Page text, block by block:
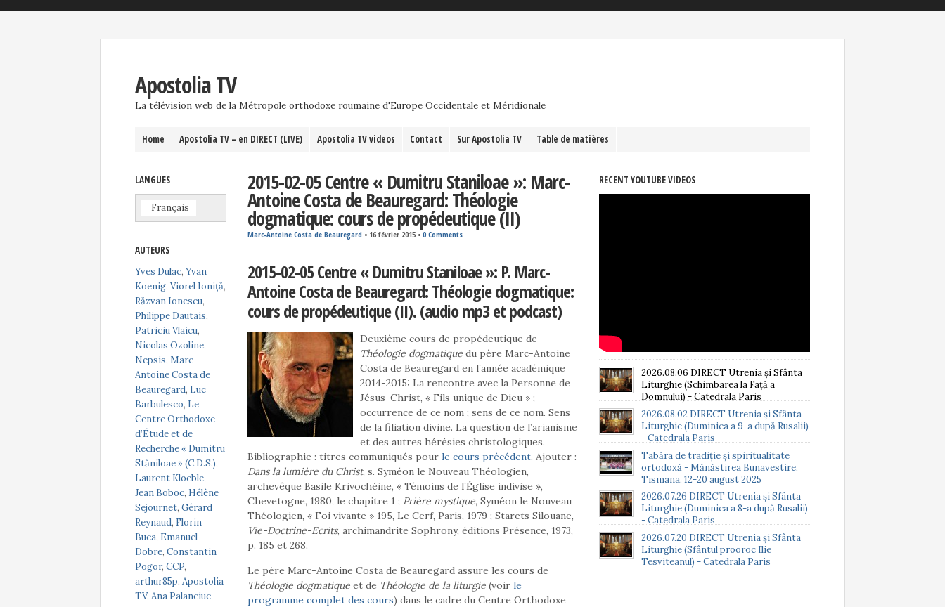
Apostolia TV
La télévision web de la Métropole orthodoxe roumaine d'Europe Occidentale et Méridionale
Home Apostolia TV – en DIRECT (LIVE) Apostolia TV videos Contact Sur Apostolia TV Table de matières
2015-02-05 Centre « Dumitru Staniloae »: Marc-
Antoine Costa de Beauregard: Théologie
dogmatique: cours de propédeutique (II)
Marc-Antoine Costa de Beauregard • 16 février 2015 •0 Comments
2015-02-05 Centre « Dumitru Staniloae »: P. Marc-
Antoine Costa de Beauregard: Théologie dogmatique:
cours de propédeutique (II). (audio mp3 et podcast)
Deuxième cours de propédeutique de
Théologie dogmatique du père Marc-Antoine
Costa de Beauregard en l’année académique
2014-2015: La rencontre avec la Personne de
Jésus-Christ, « Fils unique de Dieu » ;
occurrence de ce nom ; sens de ce nom. Sens
de la filiation divine. La question de l’arianisme
et des autres hérésies christologiques.
Bibliographie : titres communiqués pourle cours précédent. Ajouter :
Dans la lumière du Christ, s. Syméon le Nouveau Théologien,
archevêque Basile Krivochéine, « Témoins de l’Église indivise »,
Chevetogne, 1980, le chapitre 1 ; Prière mystique, Syméon le Nouveau
Théologien, « Foi vivante » 195, Le Cerf, Paris, 1979 ; Starets Silouane,
Vie-Doctrine-Ecrits, archimandrite Sophrony, éditions Présence, 1973,
p. 185 et 268.
Le père Marc-Antoine Costa de Beauregard assure les cours de
Théologie dogmatique et de Théologie de la liturgie (voirle
programme complet des cours) dans le cadre du Centre Orthodoxe
LANGUES
Français
AUTEURS
Yves Dulac, Yvan
Koenig, Viorel Ioniță,
Răzvan Ionescu,
Philippe Dautais,
Patriciu Vlaicu,
Nicolas Ozoline,
Nepsis, Marc-
Antoine Costa de
Beauregard, Luc
Barbulesco, Le
Centre Orthodoxe
d’Étude et de
Recherche « Dumitru
Stăniloae » (C.D.S.),
Laurent Kloeble,
Jean Boboc, Hélène
Sejournet, Gérard
Reynaud, Florin
Buca, Emanuel
Dobre, Constantin
Pogor, CCP,
arthur85p, Apostolia
TV, Ana Palanciuc
RECENT YOUTUBE VIDEOS
2026.08.06 DIRECT Utrenia și Sfânta
Liturghie (Schimbarea la Față a
Domnului) - Catedrala Paris
2026.08.02 DIRECT Utrenia și Sfânta
Liturghie (Duminica a 9-a după Rusalii)
- Catedrala Paris
Tabăra de tradiție și spiritualitate
ortodoxă - Mănăstirea Bunavestire,
Tismana, 12-20 august 2025
2026.07.26 DIRECT Utrenia și Sfânta
Liturghie (Duminica a 8-a după Rusalii)
- Catedrala Paris
2026.07.20 DIRECT Utrenia și Sfânta
Liturghie (Sfântul prooroc Ilie
Tesviteanul) - Catedrala Paris